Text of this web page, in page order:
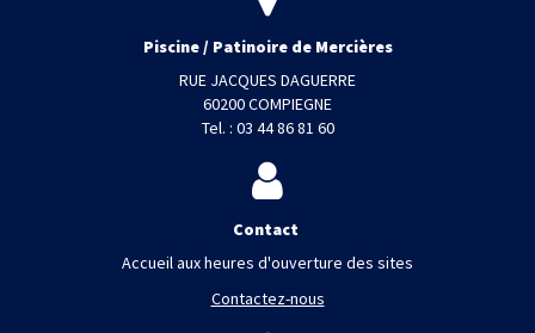
Piscine / Patinoire de Mercières
RUE JACQUES DAGUERRE
60200 COMPIEGNE
Tel. : 03 44 86 81 60
Contact
Accueil aux heures d'ouverture des sites
Contactez-nous